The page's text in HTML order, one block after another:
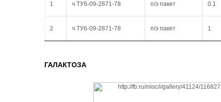
1 ч ТУ6-09-2871-78 п/э пакет 0.1
2 ч ТУ6-09-2871-78 п/э пакет 1
ГАЛАКТОЗА